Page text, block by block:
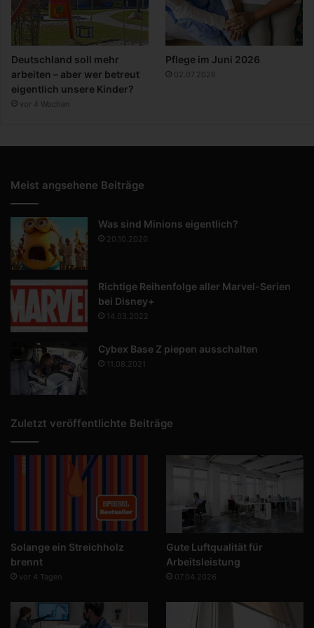
Deutschland soll mehr
arbeiten – aber wer betreut
eigentlich unsere Kinder?
vor 4 Wochen
Pflege im Juni 2026
02.07.2026
Meist angsehene Beiträge
Was sind Minions eigentlich?
20.10.2020
Richtige Reihenfolge aller Marvel-Serien
bei Disney+
14.03.2022
Cybex Base Z piepen ausschalten
11.08.2021
Zuletzt veröffentlichte Beiträge
Solange ein Streichholz
brennt
vor 4 Tagen
Gute Luftqualität für
Arbeitsleistung
07.04.2026